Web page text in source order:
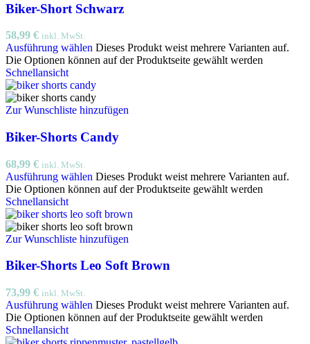
Biker-Short Schwarz
58,99 € inkl. MwSt.
Ausführung wählen Dieses Produkt weist mehrere Varianten auf.
Die Optionen können auf der Produktseite gewählt werden
Schnellansicht
Zur Wunschliste hinzufügen
Biker-Shorts Candy
68,99 € inkl. MwSt.
Ausführung wählen Dieses Produkt weist mehrere Varianten auf.
Die Optionen können auf der Produktseite gewählt werden
Schnellansicht
Zur Wunschliste hinzufügen
Biker-Shorts Leo Soft Brown
73,99 € inkl. MwSt.
Ausführung wählen Dieses Produkt weist mehrere Varianten auf.
Die Optionen können auf der Produktseite gewählt werden
Schnellansicht